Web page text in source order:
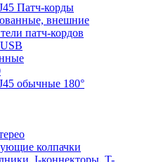
Патч-корды
внешние
патч-кордов
обычные 180°
колпачки
I-коннекторы, T-